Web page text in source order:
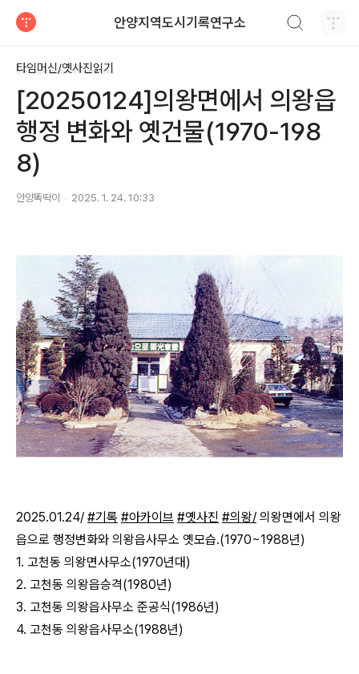
안양지역도시기록연구소
타임머신/옛사진읽기
[20250124]의왕면에서 의왕읍
행정 변화와 옛건물(1970-198
8)
안양똑딱이 2025. 1. 24. 10:33
2025.01.24/ #기록 #아카이브 #옛사진 #의왕/ 의왕면에서 의왕
읍으로 행정변화와 의왕읍사무소 옛모습.(1970~1988년)
1. 고천동 의왕면사무소(1970년대)
2. 고천동 의왕읍승격(1980년)
3. 고천동 의왕읍사무소 준공식(1986년)
4. 고천동 의왕읍사무소(1988년)